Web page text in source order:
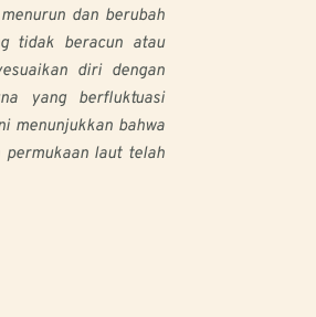
dan berubah
tidak beracun atau
diri dengan
yang berfluktuasi
menunjukkan bahwa
laut telah